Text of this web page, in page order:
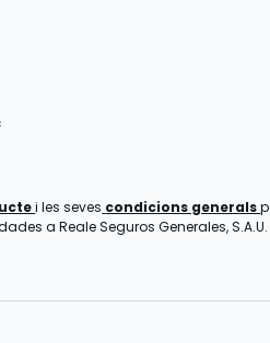
i les seves condicions generals
a Reale Seguros Generales,